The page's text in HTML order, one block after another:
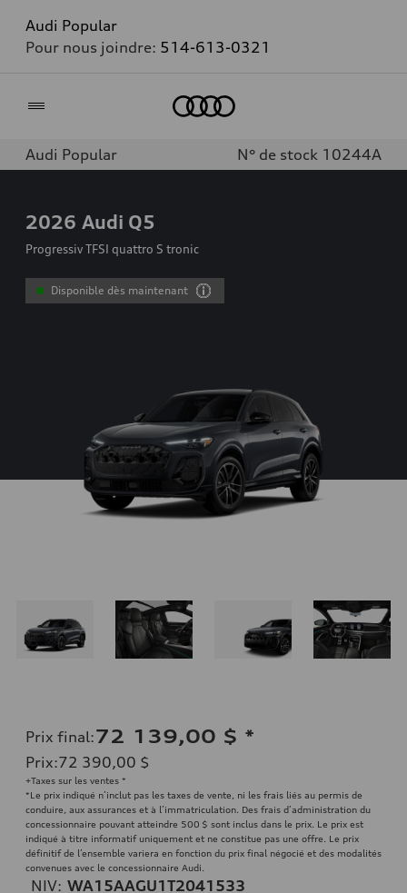
Audi Popular
Pour nous joindre: 514-613-0321
Audi Popular N° de stock 10244A
2026 Audi Q5
Progressiv TFSI quattro S tronic
Disponible dès maintenant
Prix final:72 139,00 $ *
Prix:72 390,00 $
+Taxes sur les ventes *
*Le prix indiqué n’inclut pas les taxes de vente, ni les frais liés au permis de
conduire, aux assurances et à l’immatriculation. Des frais d’administration du
concessionnaire pouvant atteindre 500 $ sont inclus dans le prix. Le prix est
indiqué à titre informatif uniquement et ne constitue pas une offre. Le prix
définitif de l’ensemble variera en fonction du prix final négocié et des modalités
convenues avec le concessionnaire Audi.
NIV: WA15AAGU1T2041533